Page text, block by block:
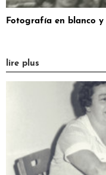
Fotografía en blanco y
lire plus